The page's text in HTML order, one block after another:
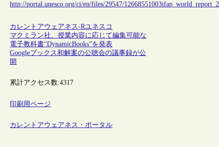
http://portal.unesco.org/ci/en/files/29547/
カレントアウェアネス-Rユネスコ
マクミラン社、授業内容に応じて編集可能な
電子教科書“DynamicBooks”を発表
Googleブックス和解案の公聴会の議事録が公
開
累計アクセス数:4317
印刷用ページ
カレントアウェアネス・ポータル